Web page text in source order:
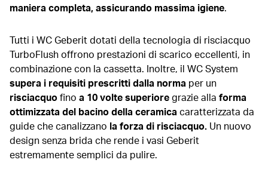
maniera completa, assicurando massima igiene.
Tutti i WC Geberit dotati della tecnologia di risciacquo
TurboFlush offrono prestazioni di scarico eccellenti, in
combinazione con la cassetta. Inoltre, il WC System
supera i requisiti prescritti dalla norma per un
risciacquofino a 10 volte superioregrazie alla forma
ottimizzata del bacino della ceramica caratterizzata da
guide che canalizzano la forza di risciacquo. Un nuovo
design senza brida che rende i vasi Geberit
estremamente semplici da pulire.